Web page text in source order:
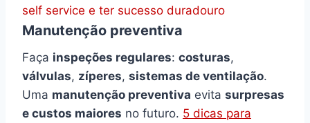
self service e ter sucesso duradouro
Manutenção preventiva
Faça inspeções regulares: costuras,
válvulas, zíperes, sistemas de ventilação.
Uma manutenção preventiva evita surpresas
e custos maiores no futuro. 5 dicas para